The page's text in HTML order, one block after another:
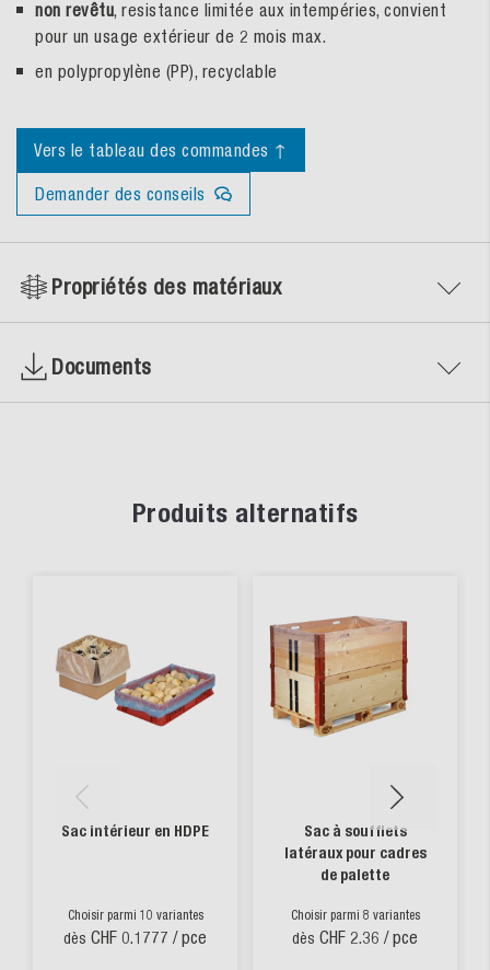
non revêtu, resistance limitée aux intempéries, convient
pour un usage extérieur de 2 mois max.
en polypropylène (PP), recyclable
Vers le tableau des commandes ↑
Demander des conseils
Propriétés des matériaux
Documents
Produits alternatifs
Sac intérieur en HDPE
Choisir parmi 10 variantes
dès CHF 0.1777 / pce
Sac à soufflets
latéraux pour cadres
de palette
Choisir parmi 8 variantes
dès CHF 2.36 / pce